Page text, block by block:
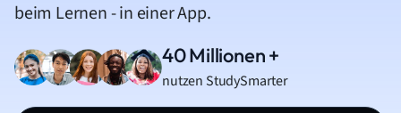
beim Lernen - in einer App.
40 Millionen +
nutzen StudySmarter